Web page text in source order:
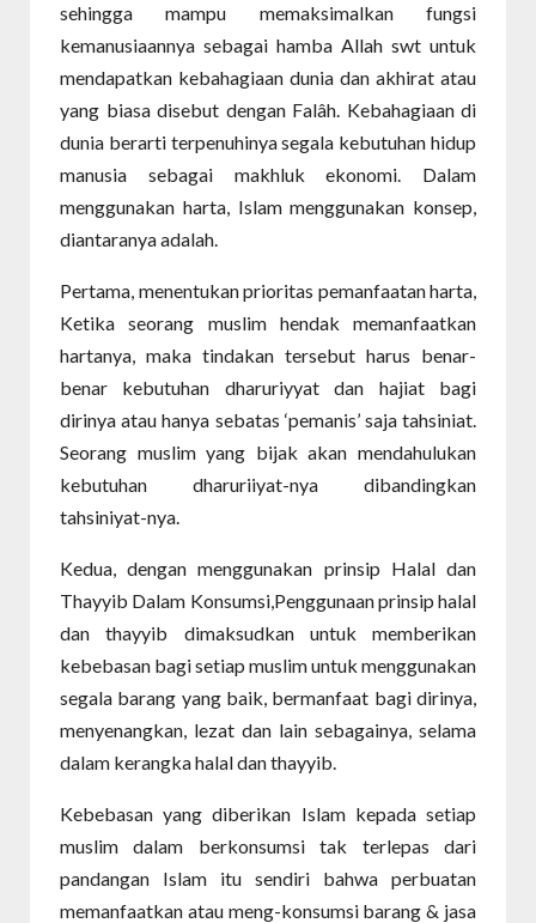
sehingga mampu memaksimalkan fungsi
kemanusiaannya sebagai hamba Allah swt untuk
mendapatkan kebahagiaan dunia dan akhirat atau
yang biasa disebut dengan Falâh. Kebahagiaan di
dunia berarti terpenuhinya segala kebutuhan hidup
manusia sebagai makhluk ekonomi. Dalam
menggunakan harta, Islam menggunakan konsep,
diantaranya adalah.
Pertama, menentukan prioritas pemanfaatan harta,
Ketika seorang muslim hendak memanfaatkan
hartanya, maka tindakan tersebut harus benar-
benar kebutuhan dharuriyyat dan hajiat bagi
dirinya atau hanya sebatas ‘pemanis’ saja tahsiniat.
Seorang muslim yang bijak akan mendahulukan
kebutuhan dharuriiyat-nya dibandingkan
tahsiniyat-nya.
Kedua, dengan menggunakan prinsip Halal dan
Thayyib Dalam Konsumsi,Penggunaan prinsip halal
dan thayyib dimaksudkan untuk memberikan
kebebasan bagi setiap muslim untuk menggunakan
segala barang yang baik, bermanfaat bagi dirinya,
menyenangkan, lezat dan lain sebagainya, selama
dalam kerangka halal dan thayyib.
Kebebasan yang diberikan Islam kepada setiap
muslim dalam berkonsumsi tak terlepas dari
pandangan Islam itu sendiri bahwa perbuatan
memanfaatkan atau meng-konsumsi barang & jasa